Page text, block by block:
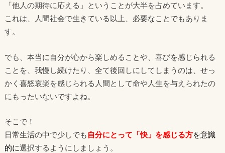
「他人の期待に応える」ということが大半を占めています。
これは、人間社会で生きている以上、必要なことでもありま
す。
でも、本当に自分が心から楽しめることや、喜びを感じられる
ことを、我慢し続けたり、全て後回しにしてしまうのは、せっ
かく喜怒哀楽を感じられる人間として命や人生を与えられたの
にもったいないですよね。
そこで！
日常生活の中で少しでも 自分にとって 「快」を感じる方を意識
的に選択するようにしましょう。